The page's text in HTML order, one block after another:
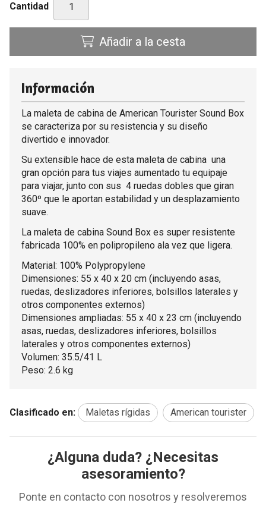
Cantidad
Añadir a la cesta
Información
La maleta de cabina de American Tourister Sound Box
se caracteriza por su resistencia y su diseño
divertido e innovador.
Su extensible hace de esta maleta de cabina una
gran opción para tus viajes aumentado tu equipaje
para viajar, junto con sus 4 ruedas dobles que giran
360º que le aportan estabilidad y un desplazamiento
suave.
La maleta de cabina Sound Box es super resistente
fabricada 100% en polipropileno ala vez que ligera.
Material: 100% Polypropylene
Dimensiones: 55 x 40 x 20 cm (incluyendo asas,
ruedas, deslizadores inferiores, bolsillos laterales y
otros componentes externos)
Dimensiones ampliadas: 55 x 40 x 23 cm (incluyendo
asas, ruedas, deslizadores inferiores, bolsillos
laterales y otros componentes externos)
Volumen: 35.5/41 L
Peso: 2.6 kg
Clasificado en: Maletas rígidas American tourister
¿Alguna duda? ¿Necesitas
asesoramiento?
Ponte en contacto con nosotros y resolveremos